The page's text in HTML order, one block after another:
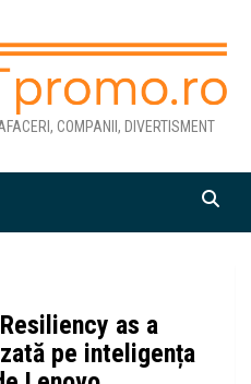
COMPANII, DIVERTISMENT
as a
pe inteligența